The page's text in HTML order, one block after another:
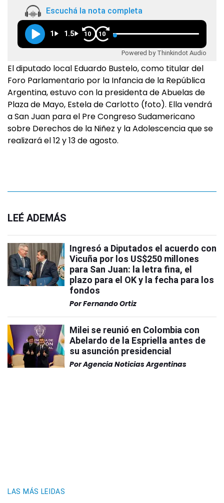
Escuchá la nota completa
1 1.5 10 10
Powered by Thinkindot Audio
El diputado local Eduardo Bustelo, como titular del
Foro Parlamentario por la Infancia de la República
Argentina, estuvo con la presidenta de Abuelas de
Plaza de Mayo, Estela de Carlotto (foto). Ella vendrá
a San Juan para el Pre Congreso Sudamericano
sobre Derechos de la Niñez y la Adolescencia que se
realizará el 12 y 13 de agosto.
LEÉ ADEMÁS
Ingresó a Diputados el acuerdo con
Vicuña por los US$250 millones
para San Juan: la letra fina, el
plazo para el OK y la fecha para los
fondos
PorFernando Ortiz
Milei se reunió en Colombia con
Abelardo de la Espriella antes de
su asunción presidencial
PorAgencia Noticias Argentinas
LAS MÁS LEIDAS